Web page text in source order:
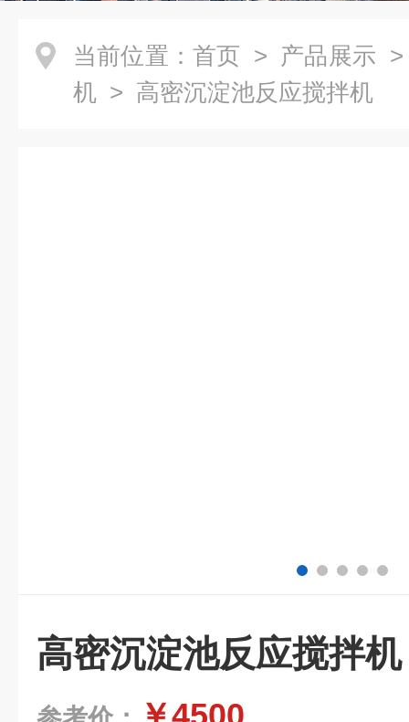
当前位置： 首页 > 产品展示
机 > 高密沉淀池反应搅拌机
高密沉淀池反应搅拌机